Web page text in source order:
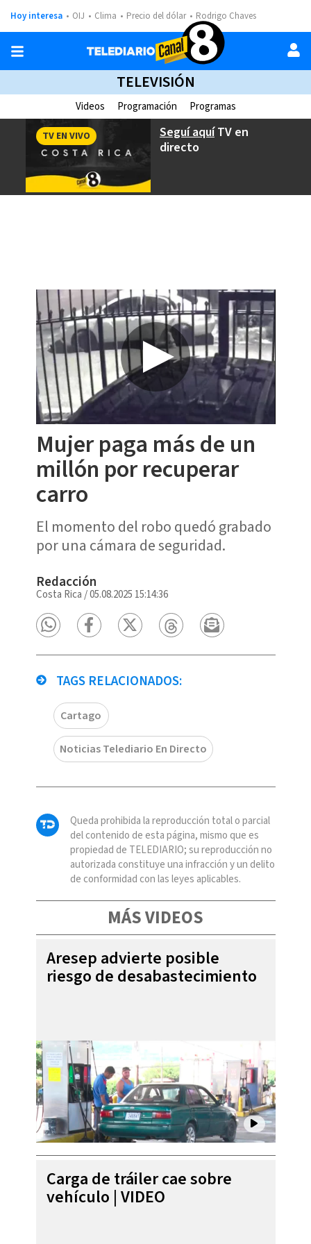
Hoy interesa OIJ Clima Precio del dólar Rodrigo Chaves
TELEVISIÓN
Videos Programación Programas
Seguí aquíTV en
directo
TV EN VIVO
Mujer paga más de un
millón por recuperar
carro
El momento del robo quedó grabado
por una cámara de seguridad.
Redacción
Costa Rica /05.08.2025 15:14:36
TAGS RELACIONADOS:
Cartago
Noticias Telediario En Directo
Queda prohibida la reproducción total o parcial
del contenido de esta página, mismo que es
propiedad de TELEDIARIO; su reproducción no
autorizada constituye una infracción y un delito
de conformidad con las leyes aplicables.
MÁS VIDEOS
Aresep advierte posible
riesgo de desabastecimiento
Carga de tráiler cae sobre
vehículo | VIDEO